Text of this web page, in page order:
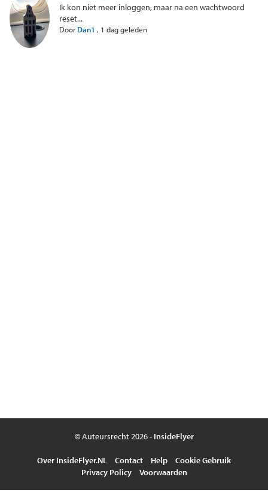
Ik kon niet meer inloggen, maar na een wachtwoord
reset...
Door Dan1 , 1 dag geleden
© Auteursrecht 2026 - InsideFlyer
Over InsideFlyer.NL Contact Help
Cookie Gebruik
Privacy Policy
Voorwaarden